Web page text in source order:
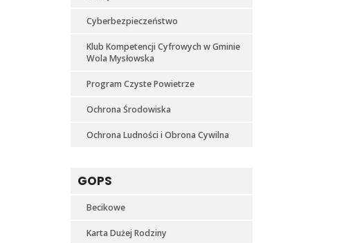
Cyberbezpieczeństwo
Klub Kompetencji Cyfrowych w Gminie
Wola Mysłowska
Program Czyste Powietrze
Ochrona Środowiska
Ochrona Ludności i Obrona Cywilna
GOPS
Becikowe
Karta Dużej Rodziny